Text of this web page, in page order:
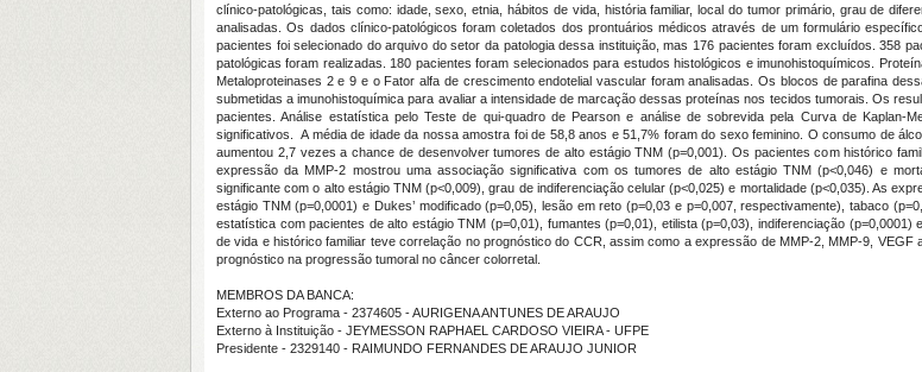
clínico-patológicas, tais como: idade, sexo, etnia, hábitos de vida, história familiar, local do tumor primário, grau de
analisadas. Os dados clínico-patológicos foram coletados dos prontuários médicos através de um formulário
pacientes foi selecionado do arquivo do setor da patologia dessa instituição, mas 176 pacientes foram excluídos. 358
patológicas foram realizadas. 180 pacientes foram selecionados para estudos histológicos e imunohistoquímicos.
Metaloproteinases 2 e 9 e o Fator alfa de crescimento endotelial vascular foram analisadas. Os blocos de parafina
submetidas a imunohistoquímica para avaliar a intensidade de marcação dessas proteínas nos tecidos tumorais. Os
pacientes. Análise estatística pelo Teste de qui-quadro de Pearson e análise de sobrevida pela Curva de Kaplan-
significativos. A média de idade da nossa amostra foi de 58,8 anos e 51,7% foram do sexo feminino. O consumo de
aumentou 2,7 vezes a chance de desenvolver tumores de alto estágio TNM (p=0,001). Os pacientes com histórico
expressão da MMP-2 mostrou uma associação significativa com os tumores de alto estágio TNM (p<0,046) e
significante com o alto estágio TNM (p<0,009), grau de indiferenciação celular (p<0,025) e mortalidade (p<0,035). As
estágio TNM (p=0,0001) e Dukes’ modificado (p=0,05), lesão em reto (p=0,03 e p=0,007, respectivamente), tabaco
estatística com pacientes de alto estágio TNM (p=0,01), fumantes (p=0,01), etilista (p=0,03), indiferenciação
de vida e histórico familiar teve correlação no prognóstico do CCR, assim como a expressão de MMP-2, MMP-9,
prognóstico na progressão tumoral no câncer colorretal.
MEMBROS DA BANCA:
Externo ao Programa - 2374605 - AURIGENA ANTUNES DE ARAUJO
Externo à Instituição - JEYMESSON RAPHAEL CARDOSO VIEIRA - UFPE
Presidente - 2329140 - RAIMUNDO FERNANDES DE ARAUJO JUNIOR